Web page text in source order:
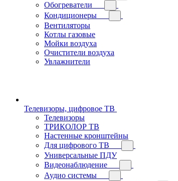
Обогреватели
Кондиционеры
Вентиляторы
Котлы газовые
Мойки воздуха
Очистители воздуха
Увлажнители
Телевизоры, цифровое ТВ
Телевизоры
ТРИКОЛОР ТВ
Настенные кронштейны
Для цифрового ТВ
Универсальные ПДУ
Видеонаблюдение
Аудио системы